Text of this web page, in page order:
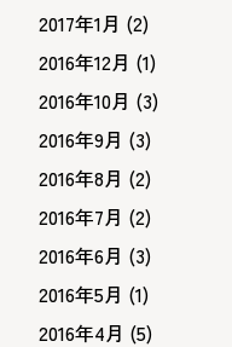
2017年1月 (2)
2016年12月 (1)
2016年10月 (3)
2016年9月 (3)
2016年8月 (2)
2016年7月 (2)
2016年6月 (3)
2016年5月 (1)
2016年4月 (5)